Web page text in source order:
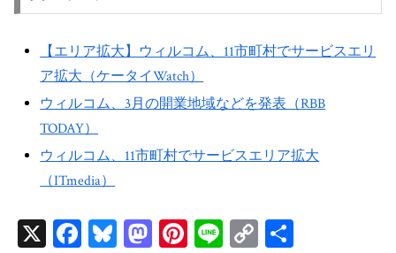
【エリア拡大】ウィルコム、11市町村でサービスエリ
ア拡大（ケータイWatch）
ウィルコム、3月の開業地域などを発表（RBB
TODAY）
ウィルコム、11市町村でサービスエリア拡大
（ITmedia）
X Fa Bl M Pi Li C